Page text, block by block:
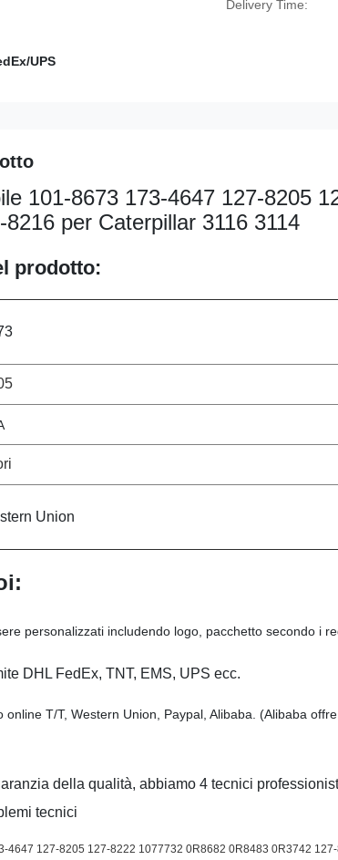
Delivery Time:
UPS
101-8673 173-4647 127-8205
per Caterpillar 3116 3114
prodotto:
Union
personalizzati includendo logo, pacchetto secondo i
DHL FedEx, TNT, EMS, UPS ecc.
T/T, Western Union, Paypal, Alibaba. (Alibaba
della qualità, abbiamo 4 tecnici
tecnici